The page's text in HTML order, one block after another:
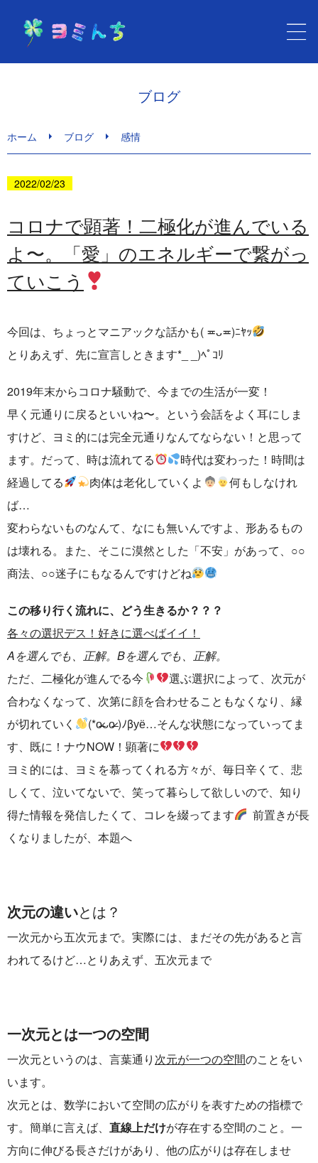
ブログ
ご予約はこちら
ブログ
ホーム ブログ 感情
2022/02/23
コロナで顕著！二極化が進んでいる
よ〜。「愛」のエネルギーで繋がっ
ていこう
今回は、ちょっとマニアックな話かも( ≖ᴗ≖​)ﾆﾔｯ
とりあえず、先に宣言しときます*_ _)ﾍﾟｺﾘ
2019年末からコロナ騒動で、今までの生活が一変！
早く元通りに戻るといいね〜。という会話をよく耳にしま
すけど、ヨミ的には完全元通りなんてならない！と思って
ます。だって、時は流れてる
時代は変わった！時間は
経過してる
肉体は老化していくよ
何もしなけれ
ば…
変わらないものなんて、なにも無いんですよ、形あるもの
は壊れる。また、そこに漠然とした「不安」があって、○○
商法、○○迷子にもなるんですけどね
この移り行く流れに、どう生きるか？？？
各々の選択デス！好きに選べばイイ！
Aを選んでも、正解。Bを選んでも、正解。
ただ、二極化が進んでる今
選ぶ選択によって、次元が
合わなくなって、次第に顔を合わせることもなくなり、縁
が切れていく
(*o̶̶̷ᴗo̶̶̷ )ﾉβуё…そんな状態になっていってま
す、既に！ナウNOW！顕著に
ヨミ的には、ヨミを慕ってくれる方々が、毎日辛くて、悲
しくて、泣いてないで、笑って暮らして欲しいので、知り
得た情報を発信したくて、コレを綴ってます
前置きが長
くなりましたが、本題へ
次元の違いとは？
一次元から五次元まで。実際には、まだその先があると言
われてるけど…とりあえず、五次元まで
一次元とは一つの空間
一次元というのは、言葉通り 次元が一つの空間のことをい
います。
次元とは、数学において空間の広がりを表すための指標で
す。 簡単に言えば、 直線上だけが存在する空間のこと。一
方向に伸びる長さだけがあり、他の広がりは存在しませ